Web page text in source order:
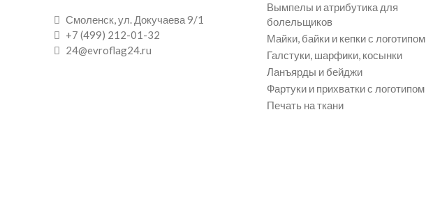
Смоленск, ул. Докучаева 9/1
+7 (499) 212-01-32
24@evroflag24.ru
Вымпелы и атрибутика для
болельщиков
Майки, байки и кепки с логотипом
Галстуки, шарфики, косынки
Ланъярды и бейджи
Фартуки и прихватки с логотипом
Печать на ткани